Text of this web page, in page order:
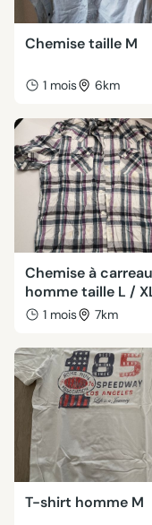
Chemise taille M
1 mois 6km
Chemise à
homme taille L /
1 mois 7km
T-shirt homme M